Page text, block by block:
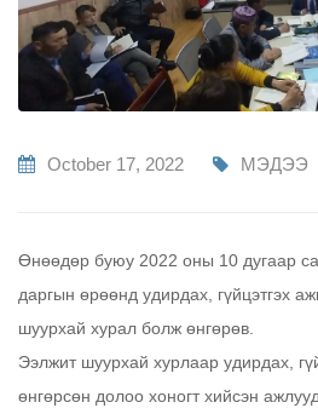
October 17, 2022 МЭДЭЭ
Өнөөдөр буюу 2022 оны 10 дугаар
даргын өрөөнд удирдах, гүйцэтгэх
шуурхай хурал болж өнгөрөв.
Ээлжит шуурхай хурлаар удирдах,
өнгөрсөн долоо хоногт хийсэн